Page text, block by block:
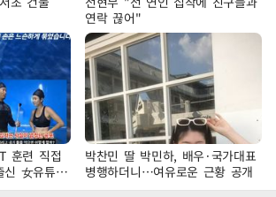
연락 끊어"
훈련 직접
女유튜버
박찬민 딸 박민하, 배우·국가대표
병행하더니…여유로운 근황 공개